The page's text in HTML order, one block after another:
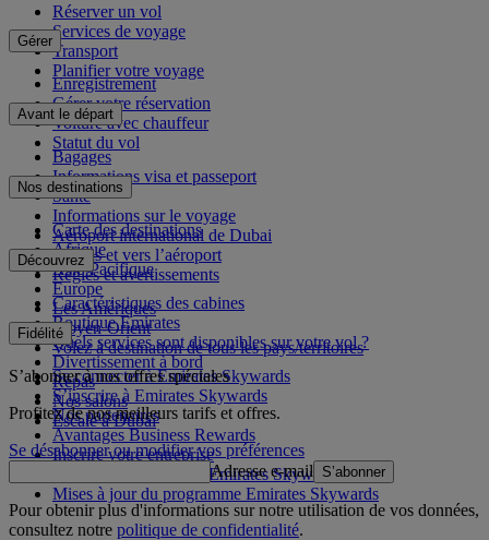
Réserver un vol
Services de voyage
Transport
Planifier votre voyage
Gérer
Enregistrement
Gérer votre réservation
Voiture avec chauffeur
Statut du vol
Avant le départ
Bagages
Informations visa et passeport
Santé
Informations sur le voyage
Aéroport international de Dubai
Depuis et vers l’aéroport
Règles et avertissements
Nos destinations
Carte des destinations
Afrique
Asie-Pacifique
Europe
Les Amériques
Moyen-Orient
Volez à destination de tous les pays/territoires
Découvrez
Caractéristiques des cabines
Boutique Emirates
Quels services sont disponibles sur votre vol ?
Divertissement à bord
Repas
Nos salons
Escale à Dubai
Fidélité
Se connecter à Emirates Skywards
S’inscrire à Emirates Skywards
Nos partenaires
Avantages Business Rewards
Inscrire votre entreprise
Règles du programme Emirates Skywards
Mises à jour du programme Emirates Skywards
S’abonner à nos offres spéciales
Profitez de nos meilleurs tarifs et offres.
Se désabonner ou modifier vos préférences
Adresse e-mail S’abonner
Pour obtenir plus d'informations sur notre utilisation de vos données,
consultez notre politique de confidentialité.